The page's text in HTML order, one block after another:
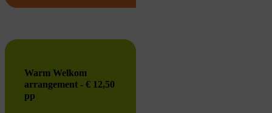
Warm Welkom
arrangement - € 12,50
pp